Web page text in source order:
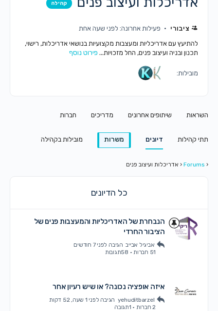
קהילה
ציבורי
פעילות אחרונה: לפני שעה אחת
להתיעץ עם אדריכליות ומעצבות מקצועיות בנושאי אדריכלות, רישוי,
תכנון ובניה ועיצוב פנים, החל מזכויות...פירוט נוסף
מובילות:
השראות שיתופים אחרונים מדריכים חברות
תתי קהילות דיונים משרות מובילות בקהילה
Forums
‹ אדריכלות ועיצוב פנים
כל הדיונים
הנבחרת של האדריכליות והמעצבות פנים של
הציבור החרדי
אביגיל אבייב הגיבהלפני 7 חודשים
· 58תגובות
איזה אופציה נכונה? או שיש רעיון אחר
yehuditbarzel הגיבהלפני 1 שעה, 52 דקות
· 1תגובה